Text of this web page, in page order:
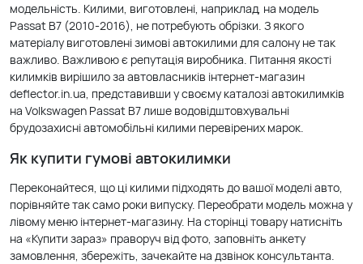
модельність. Килими, виготовлені, наприклад, на модель
Passat B7 (2010-2016), не потребують обрізки. З якого
матеріалу виготовлені зимові автокилими для салону не так
важливо. Важливою є репутація виробника. Питання якості
килимків вирішило за автовласників інтернет-магазин
deflector.in.ua, представивши у своєму каталозі автокилимків
на Volkswagen Passat B7 лише водовідштовхувальні
брудозахисні автомобільні килими перевірених марок.
Як купити гумові автокилимки
Переконайтеся, що ці килими підходять до вашої моделі авто,
порівняйте так само роки випуску. Переобрати модель можна у
лівому меню інтернет-магазину. На сторінці товару натисніть
на «Купити зараз» праворуч від фото, заповніть анкету
замовлення, збережіть, зачекайте на дзвінок консультанта.